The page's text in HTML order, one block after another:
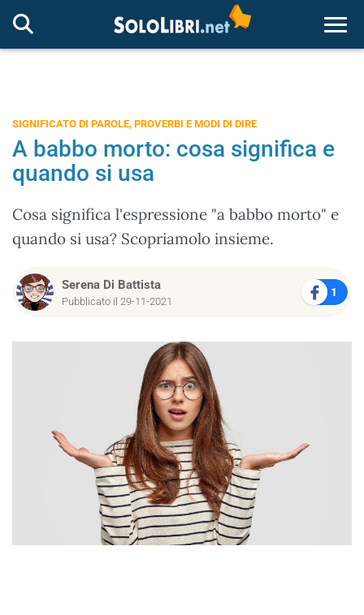
SIGNIFICATO DI PAROLE, PROVERBI E MODI DI DIRE
A babbo morto: cosa significa e
quando si usa
Cosa significa l'espressione "a babbo morto" e
quando si usa? Scopriamolo insieme.
Serena Di Battista
Pubblicato il 29-11-2021
1